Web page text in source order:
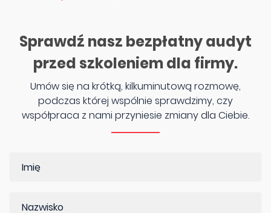
Sprawdź nasz bezpłatny audyt
przed szkoleniem dla firmy.
Umów się na krótką, kilkuminutową rozmowę,
podczas której wspólnie sprawdzimy, czy
współpraca z nami przyniesie zmiany dla Ciebie.